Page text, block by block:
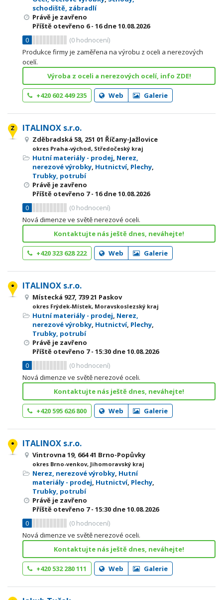
schodiště, zábradlí
Právě je zavřeno
Příště otevřeno 6 - 16dne 10.08.2026
0
(0 hodnocení)
Produkce firmy je zaměřena na výrobu z oceli a nerezových
ocelí.
Výroba z oceli a nerezových ocelí, info ZDE!
+420 602 449 235 Web Galerie
ITALINOX s.r.o.
Zděbradská 58, 251 01 Říčany-Jažlovice
okres Praha-východ, Středočeský kraj
Hutní materiály - prodej, Nerez,
nerezové výrobky, Hutnictví, Plechy,
Trubky, potrubí
Právě je zavřeno
Příště otevřeno 7 - 16dne 10.08.2026
0
(0 hodnocení)
Nová dimenze ve světě nerezové oceli.
Kontaktujte nás ještě dnes, neváhejte!
+420 323 628 222 Web Galerie
ITALINOX s.r.o.
Místecká 927, 739 21 Paskov
okres Frýdek-Místek, Moravskoslezský kraj
Hutní materiály - prodej, Nerez,
nerezové výrobky, Hutnictví, Plechy,
Trubky, potrubí
Právě je zavřeno
Příště otevřeno 7 - 15:30 dne 10.08.2026
0
(0 hodnocení)
Nová dimenze ve světě nerezové oceli.
Kontaktujte nás ještě dnes, neváhejte!
+420 595 626 800 Web Galerie
ITALINOX s.r.o.
Vintrovna 19, 664 41 Brno-Popůvky
okres Brno-venkov, Jihomoravský kraj
Nerez, nerezové výrobky, Hutní
materiály - prodej, Hutnictví, Plechy,
Trubky, potrubí
Právě je zavřeno
Příště otevřeno 7 - 15:30 dne 10.08.2026
0
(0 hodnocení)
Nová dimenze ve světě nerezové oceli.
Kontaktujte nás ještě dnes, neváhejte!
+420 532 280 111 Web Galerie